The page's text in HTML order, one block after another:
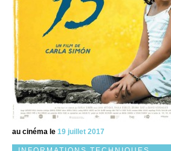
au cinéma le 19 juillet 2017